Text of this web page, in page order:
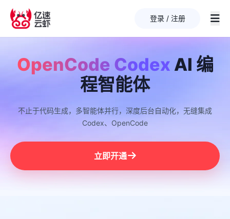
登录 / 注册
OpenCode Codex AI 编
程智能体
不止于代码生成，多智能体并行，深度后台自动化，无缝集成
Codex、OpenCode
立即开通